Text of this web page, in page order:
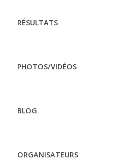
RÉSULTATS
PHOTOS/VIDÉOS
BLOG
ORGANISATEURS